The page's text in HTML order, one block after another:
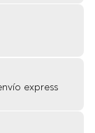
express